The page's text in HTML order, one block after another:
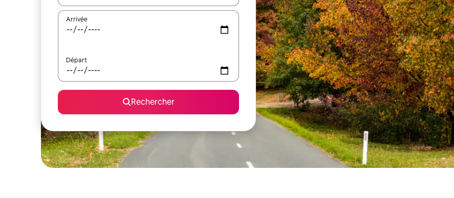
Arrivée
Départ
Rechercher